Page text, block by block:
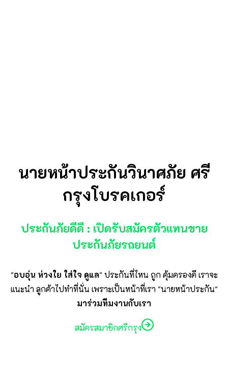
นายหน้าประกันวินาศภัย ศรี
กรุงโบรคเกอร์
ประกันภัยดีดี : เปิดรับสมัครตัวแทนขาย
ประกันภัยรถยนต์
"อบอุ่น ห่วงใย ใส่ใจ ดูแล" ประกันที่ไหน ถูก คุ้มครองดี เราจะ
แนะนำ ลูกค้าไปทำที่นั่น เพราะเป็นหน้าที่เรา "นายหน้าประกัน"
มาร่วมทีมงานกับเรา
สมัครสมาชิกศรีกรุง